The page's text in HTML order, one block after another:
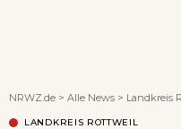
NRWZ.de > Alle News > Landkreis
LANDKREIS ROTTWEIL